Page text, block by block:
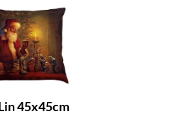
45x45cm